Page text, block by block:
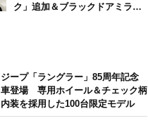
ク」追加＆ブラックドアミラー
ジープ「ラングラー」85周年記念
車登場 専用ホイール＆チェック柄
内装を採用した100台限定モデル